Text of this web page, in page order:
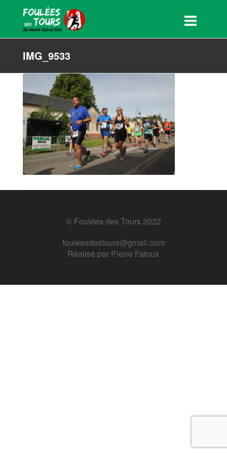
IMG_9533
© Foulées des Tours 2022
fouleesdestours@gmail.com
Réalisé par Pierre Fatoux